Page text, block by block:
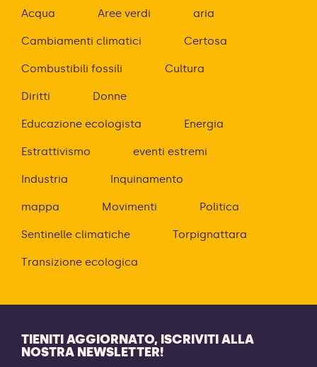
Acqua Aree verdi aria
Cambiamenti climatici Certosa
Combustibili fossili Cultura
Diritti Donne
Educazione ecologista Energia
Estrattivismo eventi estremi
Industria Inquinamento
mappa Movimenti Politica
Sentinelle climatiche Torpignattara
Transizione ecologica
TIENITI AGGIORNATO, ISCRIVITI ALLA
NOSTRA NEWSLETTER!